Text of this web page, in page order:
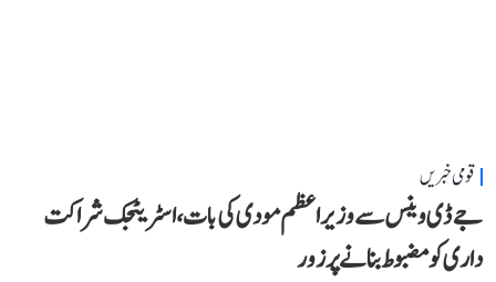
قومی خبریں
جے ڈی وینس سے وزیر اعظم مودی کی بات، اسٹریٹجک شراکت
داری کو مضبوط بنانے پر زور